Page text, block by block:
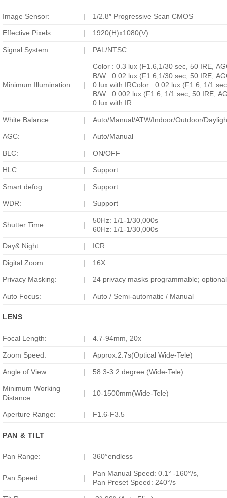
Image Sensor: | 1/2.8″ Progressive Scan CMOS
Effective Pixels: | 1920(H)x1080(V)
Signal System: | PAL/NTSC
Minimum Illumination: |
Color : 0.3 lux (F1.6,1/30 sec, 50 IRE,
B/W : 0.02 lux (F1.6,1/30 sec, 50 IRE,
0 lux with IRColor : 0.02 lux (F1.6, 1/1
B/W : 0.002 lux (F1.6, 1/1 sec, 50 IRE,
0 lux with IR
White Balance: | Auto/Manual/ATW/Indoor/Outdoor/
AGC: | Auto/Manual
BLC: | ON/OFF
HLC: | Support
Smart defog: | Support
WDR: | Support
Shutter Time: |
50Hz: 1/1-1/30,000s
60Hz: 1/1-1/30,000s
Day& Night: | ICR
Digital Zoom: | 16X
Privacy Masking: | 24 privacy masks programmable;
Auto Focus: | Auto / Semi-automatic / Manual
LENS
Focal Length: | 4.7-94mm, 20x
Zoom Speed: | Approx.2.7s(Optical Wide-Tele)
Angle of View: | 58.3-3.2 degree (Wide-Tele)
Minimum Working
Distance:
| 10-1500mm(Wide-Tele)
Aperture Range: | F1.6-F3.5
PAN & TILT
Pan Range: | 360°endless
Pan Speed: |
Pan Manual Speed: 0.1° -160°/s,
Pan Preset Speed: 240°/s